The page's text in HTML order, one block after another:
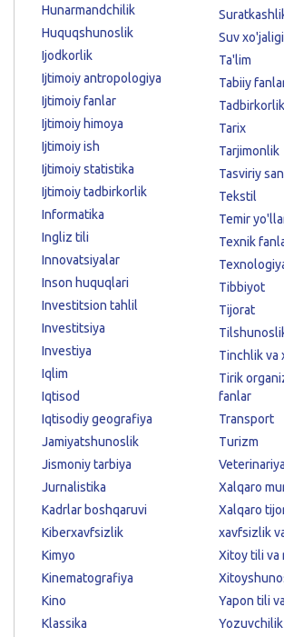
Hunarmandchilik
Huquqshunoslik
Ijodkorlik
Ijtimoiy antropologiya
Ijtimoiy fanlar
Ijtimoiy himoya
Ijtimoiy ish
Ijtimoiy statistika
Ijtimoiy tadbirkorlik
Informatika
Ingliz tili
Innovatsiyalar
Inson huquqlari
Investitsion tahlil
Investitsiya
Investiya
Iqlim
Iqtisod
Iqtisodiy geografiya
Jamiyatshunoslik
Jismoniy tarbiya
Jurnalistika
Kadrlar boshqaruvi
Kiberxavfsizlik
Kimyo
Kinematografiya
Kino
Klassika
Suv xo'jaligi
Ta'lim
Tabiiy
Tadbirkorlik
Tarix
Tarjimonlik
Tasviriy
Tekstil
Temir
Texnik
Tibbiyot
Tijorat
Tinchlik va
Tirik
fanlar
Transport
Turizm
Veterinariya
Xalqaro
Xalqaro
xavfsizlik
Xitoy tili va
Yapon tili
Yozuvchilik